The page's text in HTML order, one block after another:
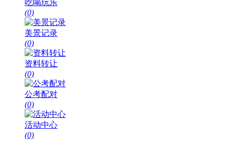
吃喝玩乐
(0)
美景记录
(0)
资料转让
(0)
公考配对
(0)
活动中心
(0)